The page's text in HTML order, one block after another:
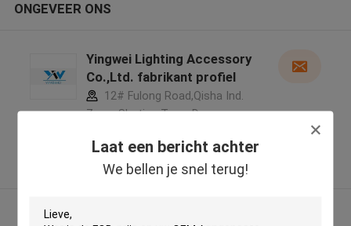
Laat een bericht achter
We bellen je snel terug!
ONGEVEER ONS
Yingwei Lighting Accessory
Co.,Ltd. fabrikant profiel
12# Fulong Road,Qisha Ind.
Zone, Shatian Town,Dongguan,
5.0
Geverifieerde Leverancier